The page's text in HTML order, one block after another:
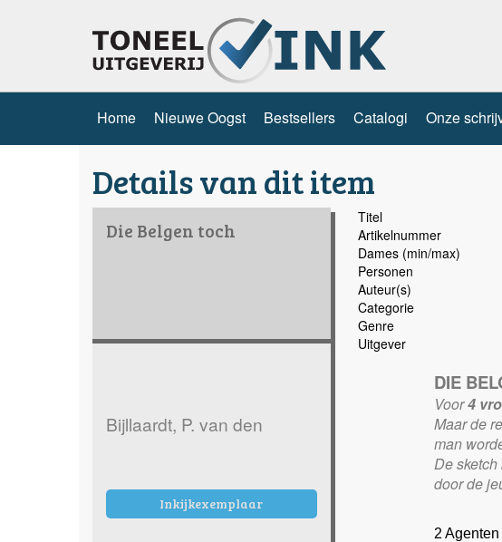
Home Nieuwe Oogst Bestsellers Catalogi Onze
Details van dit item
Die Belgen toch
Bijllaardt, P. van den
Inkijkexemplaar
Titel
Artikelnummer
Dames (min/max)
Personen
Auteur(s)
Categorie
Genre
Uitgever
DIE
Voor4
Maar de
man
De
door de
2